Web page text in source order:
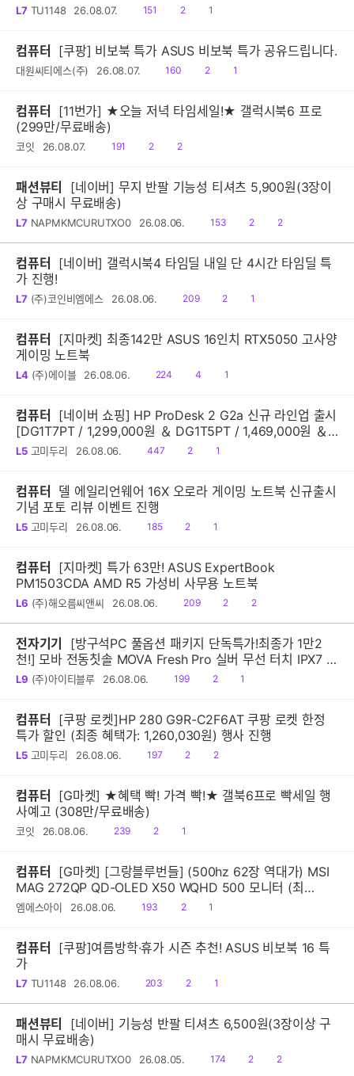
L7 TU1148 26.08.07.
읽
151
공
2
댓1
컴퓨터 [쿠팡] 비보북 특가 ASUS 비보북 특가 공유드립니다.
대원씨티에스(주) 26.08.07.
읽
160
공
2
댓1
컴퓨터
[11번가] ★오늘 저녁 타임세일!★ 갤럭시북6 프로
(299만/무료배송)
코잇 26.08.07.
읽
191
공
2
댓
2
패션뷰티
[네이버] 무지 반팔 기능성 티셔츠 5,900원(3장이
상 구매시 무료배송)
L7 NAPMKMCURUTXO0 26.08.06.
읽
153
공
2
댓
2
컴퓨터
[네이버] 갤럭시북4 타임딜 내일 단 4시간 타임딜 특
가 진행!
L7 (주)코인비엠에스 26.08.06.
읽
209
공
2
댓1
컴퓨터
[지마켓] 최종142만 ASUS 16인치 RTX5050 고사양
게이밍 노트북
L4 (주)에이블 26.08.06.
읽
224
공
4
댓1
컴퓨터
[네이버 쇼핑] HP ProDesk 2 G2a 신규 라인업 출시
[DG1T7PT / 1,299,000원 ＆ DG1T5PT / 1,469,000원 ＆
DG1Q4PT / 1,599,000원]
L5 고미두리 26.08.06.
읽
447
공
2
댓1
컴퓨터
델 에일리언웨어 16X 오로라 게이밍 노트북 신규출시
기념 포토 리뷰 이벤트 진행
L5 고미두리 26.08.06.
읽
185
공
2
댓1
컴퓨터
[지마켓] 특가 63만! ASUS ExpertBook
PM1503CDA AMD R5 가성비 사무용 노트북
L6 (주)해오름씨앤씨 26.08.06.
읽
209
공
2
댓
2
전자기기
[방구석PC 풀옵션 패키지 단독특가!최종가 1만2
천!] 모바 전동칫솔 MOVA Fresh Pro 실버 무선 터치 IPX7 방
수 10단계 진동 음파 전동칫솔
L9 (주)아이티블루 26.08.06.
읽
199
공
2
댓1
컴퓨터
[쿠팡 로켓]HP 280 G9R-C2F6AT 쿠팡 로켓 한정
특가 할인 (최종 혜택가: 1,260,030원) 행사 진행
L5 고미두리 26.08.06.
읽
197
공
2
댓
2
컴퓨터
[G마켓] ★혜택 빡! 가격 빡!★ 갤북6프로 빡세일 행
사예고 (308만/무료배송)
코잇 26.08.06.
읽
239
공
2
댓1
컴퓨터
[G마켓] [그랑블루번들] (500hz 62장 역대가) MSI
MAG 272QP QD-OLED X50 WQHD 500 모니터 (최
종:620,160원)
엠에스아이 26.08.06.
읽
193
공
2
댓1
컴퓨터
[쿠팡]여름방학·휴가 시즌 추천! ASUS 비보북 16 특
가
L7 TU1148 26.08.06.
읽
203
공
2
댓1
패션뷰티
[네이버] 기능성 반팔 티셔츠 6,500원(3장이상 구
매시 무료배송)
L7 NAPMKMCURUTXO0 26.08.05.
읽
174
공
2
댓
2